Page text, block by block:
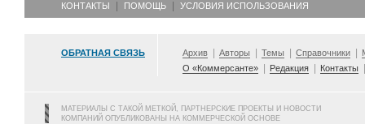
КОНТАКТЫ ПОМОЩЬ УСЛОВИЯ ИСПОЛЬЗОВАНИЯ
ОБРАТНАЯ СВЯЗЬ Архив Авторы Темы Справочники
О «Коммерсанте»
Редакция Контакты
МАТЕРИАЛЫ С ТАКОЙ МЕТКОЙ, ПАРТНЕРСКИЕ ПРОЕКТЫ И НОВОСТИ
КОМПАНИЙ ОПУБЛИКОВАНЫ НА КОММЕРЧЕСКОЙ ОСНОВЕ